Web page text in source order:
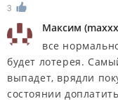
3
Максим (
все
будет лотерея.
выпадет, врядли
состоянии